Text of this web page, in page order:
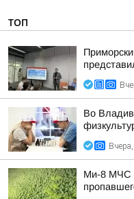
ТОП
Во
Ми-8 МЧС